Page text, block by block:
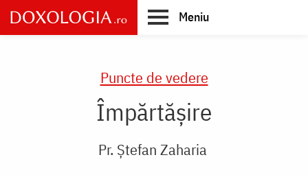
Skip
to
main
Meniu
Puncte de vedere
Împărtășire
Pr. Ștefan Zaharia